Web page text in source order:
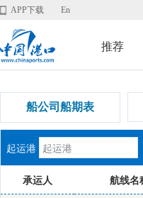
APP下载 En
推荐
船公司船期表
起运港
承运人 航线名